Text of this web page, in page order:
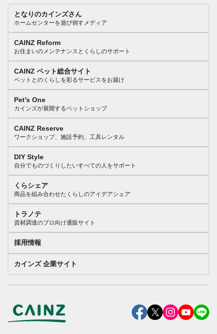
となりのカインズさん
ホームセンターを遊び倒すメディア
CAINZ Reform
お住まいのメンテナンスとくらしのサポート
CAINZ ペット総合サイト
ペットとのくらしを彩るサービスをお届け
Pet’s One
カインズが展開するペットショップ
CAINZ Reserve
ワークショップ、施設予約、工具レンタル
DIY Style
自分でものづくりしたいすべての人をサポート
くらシェア
商品を組み合わせたくらしのアイデアシェア
トラノテ
資材調達のプロ向け通販サイト
採用情報
カインズ 企業サイト